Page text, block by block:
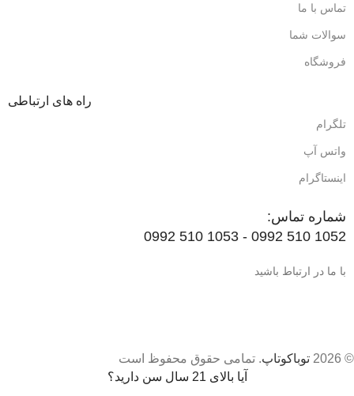
تماس با ما
سوالات شما
فروشگاه
راه های ارتباطی
تلگرام
واتس آپ
اینستاگرام
شماره تماس:
1052 510 0992 - 1053 510 0992
با ما در ارتباط باشید
© 2026 توباکوتاپ. تمامی حقوق محفوظ است
آیا بالای 21 سال سن دارید؟